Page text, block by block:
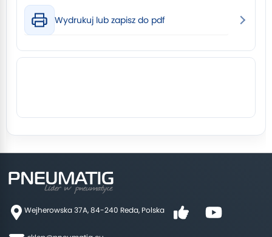
Wydrukuj lub zapisz do pdf
Wejherowska 37A, 84-240 Reda, Polska